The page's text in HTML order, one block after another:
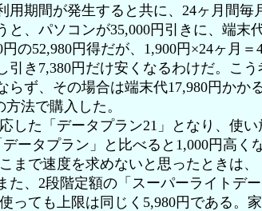
用期間が発生すると共に、24ヶ月間毎
、パソコンが35,000円引きに、端末
の52,980円得だが、1,900円×24ヶ月
き7,380円だけ安くなるわけだ。こ
らず、その場合は端末代17,980円かか
法で購入した。
した「データプラン21」となり、使い
ータプラン」と比べると1,000円高く
まで速度を求めないと思ったときは
、2段階定額の「スーパーライトデ
っても上限は同じく5,980円である。